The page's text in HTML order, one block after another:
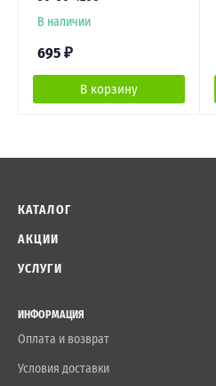
В наличии
695 ₽
В корзину
КАТАЛОГ
АКЦИИ
УСЛУГИ
ИНФОРМАЦИЯ
Оплата и возврат
Условия доставки